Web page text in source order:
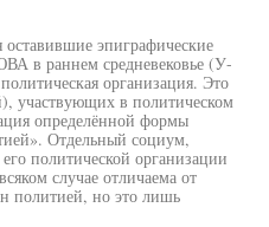
оставившие эпиграфические
в раннем средневековье (У-
организация. Это
участвующих в политическом
определённой формы
Отдельный социум,
политической организации
случае отличаема от
политией, но это лишь